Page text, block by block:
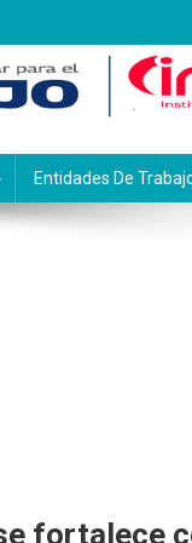
Entidades De
fortalece